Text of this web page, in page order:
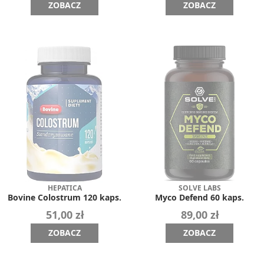
ZOBACZ ZOBACZ
HEPATICA
Bovine Colostrum 120 kaps.
51,00 zł
ZOBACZ
SOLVE LABS
Myco Defend 60 kaps.
89,00 zł
ZOBACZ